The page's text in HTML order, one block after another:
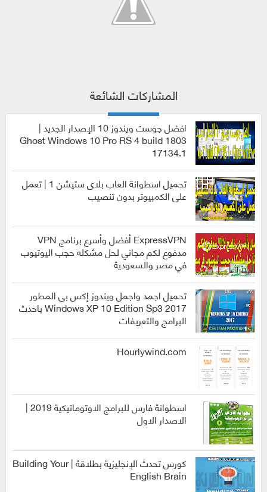
المشاركات الشائعة
انظمة
التشغيل
افضل جوست ويندوز 10 الإصدار الجديد |
Ghost Windows 10 Pro RS 4 build 1803
17134.1
العاب
تحميل اسطوانة العاب بلاى ستيشن 1 | تعمل
على الكمبيوتر بدون تنصيب
برامج
ExpressVPN أفضل وأسرع برنامج VPN
مدفوع لكم مجاني لحل مشكله حجب اليوتيوب
في مصر والسعودية
انظمة
التشغيل
تحميل اجمد واجمل ويندوز إكس بى المطور
2017 Windows XP 10 Edition Sp3 باحدث
البرامج والتعريفات
Hourlywind.com
الربح من
الانترنت
اسطوانة فارس للبرامج الاوتوماتيكية 2019 |
الاصدار الاول
كورس تحدث الإنجليزية بطلاقة | Building Your
English Brain